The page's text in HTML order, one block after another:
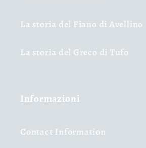
La storia del Fiano di Avellino
La storia del Greco di Tufo
Informazioni
Contact Information